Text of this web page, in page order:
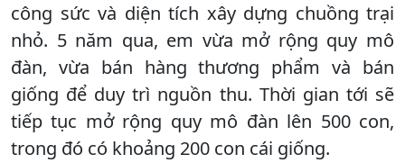
công sức và diện tích xây dựng chuồng trại
nhỏ. 5 năm qua, em vừa mở rộng quy mô
đàn, vừa bán hàng thương phẩm và bán
giống để duy trì nguồn thu. Thời gian tới sẽ
tiếp tục mở rộng quy mô đàn lên 500 con,
trong đó có khoảng 200 con cái giống.